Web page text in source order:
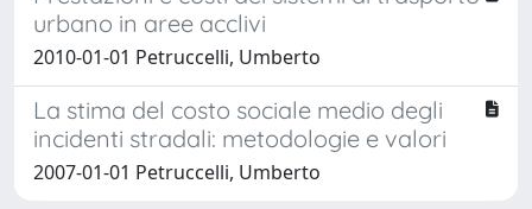
urbano in aree acclivi
2010-01-01 Petruccelli, Umberto
La stima del costo sociale medio degli
incidenti stradali: metodologie e valori
2007-01-01 Petruccelli, Umberto